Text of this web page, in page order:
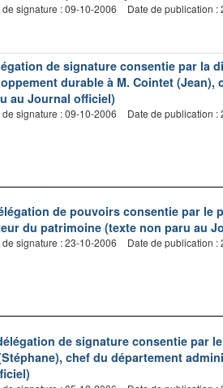
de signature : 09-10-2006 Date de publication :
de signature consentie par la
durable à M. Cointet (Jean),
au Journal officiel)
de signature : 09-10-2006 Date de publication :
de pouvoirs consentie par le
du patrimoine (texte non paru au
de signature : 23-10-2006 Date de publication :
de signature consentie par
chef du département